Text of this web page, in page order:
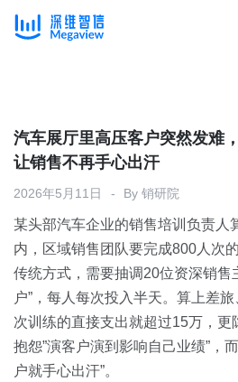
产品总览
产品集成
下载客户端
解决方案
按行业
消费医疗
教育
汽车
客户案例
开放平台
定价
资源中心
汽车展厅里高压客户突然发难
让销售不再手心出汗
2026年5月11日 By 销研院
某头部汽车企业的销售培训负责人
内，区域销售团队要完成800人次
传统方式，需要抽调20位资深销售
户”，每人每次投入半天。算上差
次训练的直接支出就超过15万，
抱怨”演客户演到影响自己业绩”，
户就手心出汗”。